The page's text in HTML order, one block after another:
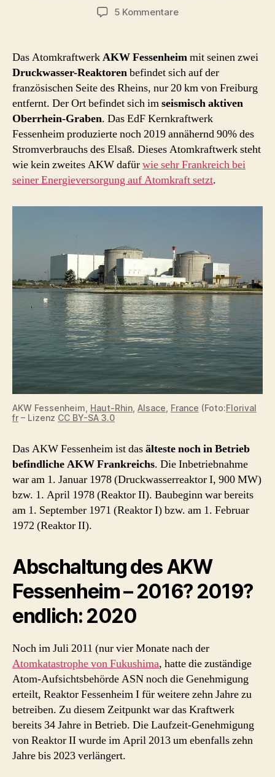
5 Kommentarezu
(1978
2020)
Das AtomkraftwerkAKW Fessenheimmit seinen zwei
Druckwasser-Reaktorenbefindet sich auf der
französischen Seite des Rheins, nur 20 km von Freiburg
entfernt. Der Ort befindet sich imseismisch aktiven
Oberrhein-Graben. Das EdF Kernkraftwerk
Fessenheim produzierte noch 2019 annähernd 90% des
Stromverbrauchs des Elsaß. Dieses Atomkraftwerk steht
wie kein zweites AKW dafürwie sehr Frankreich bei
seiner Energieversorgung auf Atomkraft setzt.
AKW Fessenheim, Haut-Rhin Alsace France (Foto:Florival
fr – Lizenz CC BY-SA 3.0
Das AKW Fessenheim ist dasälteste noch in Betrieb
befindliche AKW Frankreichs. Die Inbetriebnahme
war am 1. Januar 1978 (Druckwasserreaktor I, 900 MW)
bzw. 1. April 1978 (Reaktor II). Baubeginn war bereits
am 1. September 1971 (Reaktor I) bzw. am 1. Februar
1972 (Reaktor II).
Abschaltung des AKW
Fessenheim – 2016? 2019?
endlich: 2020
Noch im Juli 2011 (nur vier Monate nach der
Atomkatastrophe von Fukushima, hatte die zuständige
Atom-Aufsichtsbehörde ASN noch die Genehmigung
erteilt, Reaktor Fessenheim I für weitere zehn Jahre zu
betreiben. Zu diesem Zeitpunkt war das Kraftwerk
bereits 34 Jahre in Betrieb. Die Laufzeit-Genehmigung
von Reaktor II wurde im April 2013 um ebenfalls zehn
Jahre bis 2023 verlängert.